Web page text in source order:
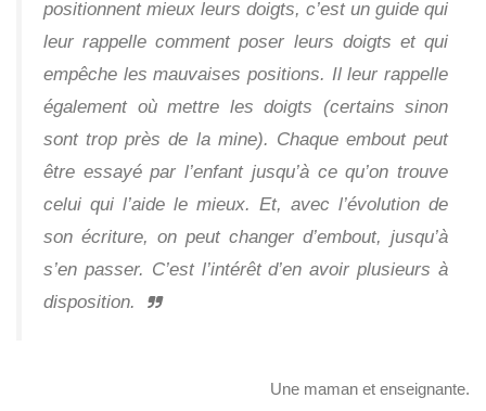
positionnent mieux leurs doigts, c’est un guide qui
leur rappelle comment poser leurs doigts et qui
empêche les mauvaises positions. Il leur rappelle
également où mettre les doigts (certains sinon
sont trop près de la mine). Chaque embout peut
être essayé par l’enfant jusqu’à ce qu’on trouve
celui qui l’aide le mieux. Et, avec l’évolution de
son écriture, on peut changer d’embout, jusqu’à
s’en passer. C’est l’intérêt d’en avoir plusieurs à
disposition.
Une maman et enseignante.